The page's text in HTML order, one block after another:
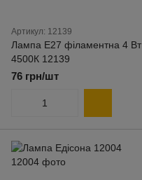
Артикул: 12139
Лампа E27 філаментна 4 Вт
4500К 12139
76 грн/шт